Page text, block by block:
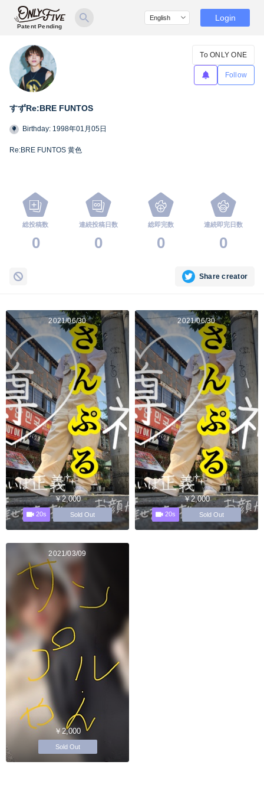
Patent Pending
Login
すずRe:BRE FUNTOS
To ONLY ONE
Follow
Birthday: 1998年01月05日
Re:BRE FUNTOS 黄色
総投稿数
0
連続投稿日数
0
総即完数
0
連続即完日数
0
Share creator
2021/06/30
￥2,000
20s Sold Out
2021/06/30
￥2,000
20s Sold Out
2021/03/09
￥2,000
Sold Out